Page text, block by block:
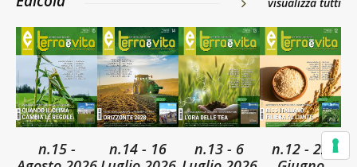
n.15 -
n.14 - 16
n.13 - 6
n.12 - 22